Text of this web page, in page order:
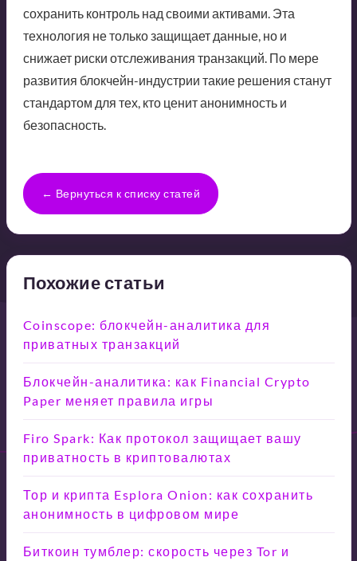
сохранить контроль над своими активами. Эта
технология не только защищает данные, но и
снижает риски отслеживания транзакций. По мере
развития блокчейн-индустрии такие решения станут
стандартом для тех, кто ценит анонимность и
безопасность.
← Вернуться к списку статей
Похожие статьи
Coinscope: блокчейн-аналитика для
приватных транзакций
Блокчейн-аналитика: как Financial Crypto
Paper меняет правила игры
Firo Spark: Как протокол защищает вашу
приватность в криптовалютах
Тор и крипта Esplora Onion: как сохранить
анонимность в цифровом мире
Биткоин тумблер: скорость через Tor и